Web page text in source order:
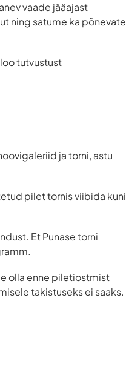
vaade jääajast
ning satume ka põnevate
tutvustust
ja torni, astu
pilet tornis viibida kuni
Et Punase torni
olla enne piletiostmist
takistuseks ei saaks.